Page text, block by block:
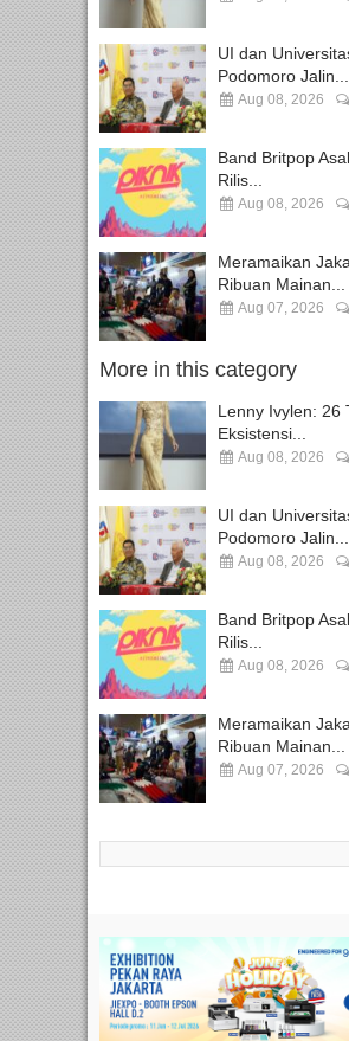
UI dan
Podomoro Jalin...
Aug 08, 2026
Band Britpop
Rilis...
Aug 08, 2026
Meramaikan
Ribuan Mainan...
Aug 07, 2026
More in this category
Lenny Ivylen: 26
Eksistensi...
Aug 08, 2026
UI dan
Podomoro Jalin...
Aug 08, 2026
Band Britpop
Rilis...
Aug 08, 2026
Meramaikan
Ribuan Mainan...
Aug 07, 2026